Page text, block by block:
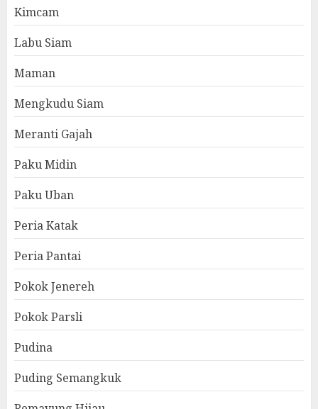
Kimcam
Labu Siam
Maman
Mengkudu Siam
Meranti Gajah
Paku Midin
Paku Uban
Peria Katak
Peria Pantai
Pokok Jenereh
Pokok Parsli
Pudina
Puding Semangkuk